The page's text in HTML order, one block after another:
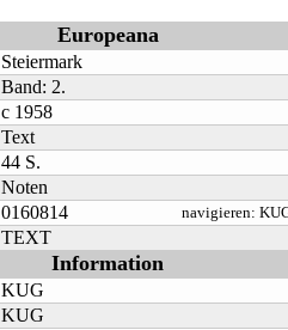
Europeana
Steiermark
Band: 2.
c 1958
Text
44 S.
Noten
0160814 navigieren:
TEXT
Information
KUG
KUG